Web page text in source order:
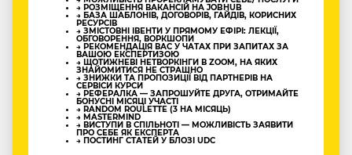
→ РОЗМІЩЕННЯ ВАКАНСІЙ НА JOBHUB
→ БАЗА ШАБЛОНІВ, ДОГОВОРІВ, ГАЙДІВ, КОРИСНИХ
РЕСУРСІВ
→ ЗМІСТОВНІ ІВЕНТИ У ПРЯМОМУ ЕФІРІ: ЛЕКЦІЇ,
ОБГОВОРЕННЯ, ВОРКШОПИ
→ РЕКОМЕНДАЦІЯ ВАС У ЧАТАХ ПРИ ЗАПИТАХ ЗА
ВАШОЮ ЕКСПЕРТИЗОЮ
→ ЩОТИЖНЕВІ НЕТВОРКІНГИ В ZOOM, НА ЯКИХ
ЗНАЙОМИТИСЯ НЕ СТРАШНО
→ ЗНИЖКИ ТА ПРОПОЗИЦІЇ ВІД ПАРТНЕРІВ НА
СЕРВІСИ КУРСИ
→ РЕФЕРАЛКА — ЗАПРОШУЙТЕ ДРУГА, ОТРИМАЙТЕ
БОНУСНІ МІСЯЦІ УЧАСТІ
→ RANDOM ROULETTE (3 НА МІСЯЦЬ)
→ MASTERMIND
→ ВИСТУПИ В СПІЛЬНОТІ — МОЖЛИВІСТЬ ЗАЯВИТИ
ПРО СЕБЕ ЯК ЕКСПЕРТА
→ ПОСТИНГ СТАТЕЙ У БЛОЗІ UDC